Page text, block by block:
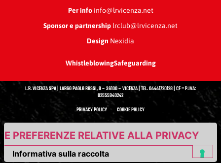
Per infoinfo@lrvicenza.net
Sponsor e partnership lrclub@lrvicenza.net
Design Nexidia
WhistleblowingSafeguarding
L.R. VICENZA SPA | LARGO PAOLO ROSSI, 9 – 36100 – VICENZA | TEL. 04441720128 | CF = P.IVA:
02555940242
PRIVACY POLICY
COOKIE POLICY
Informativa sulla raccolta
PREFERENZE RELATIVE ALLA PRIVACY